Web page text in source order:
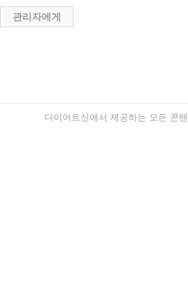
관리자에게
다이어트신에서 제공하는 모든 콘